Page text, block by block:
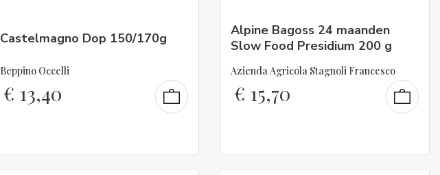
Castelmagno Dop 150/170g
Beppino Occelli
€ 13,40
Alpine Bagoss 24 maanden
Slow Food Presidium 200 g
Azienda Agricola Stagnoli Francesco
€ 15,70